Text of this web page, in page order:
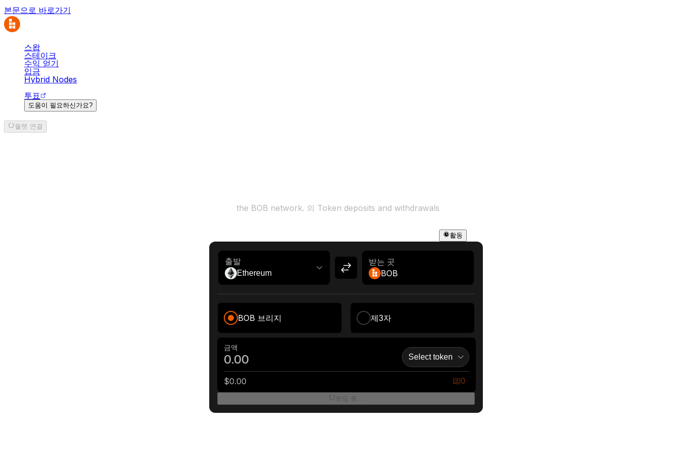
본문으로 바로가기
스왑
스테이크
수익 얻기
입금
Hybrid Nodes
투표
도움이 필요하신가요?
월렛 연결
the BOB network. 의 Token deposits and withdrawals
활동
출발
Ethereum
받는 곳
BOB
BOB 브리지 제3자
금액
Select token
$0.00 0
로딩 중...